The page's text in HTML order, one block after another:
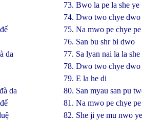
73. Bwo la pe la she ye
74. Dwo two chye dwo
75. Na mwo pe chye
76. San bu shr bi dwo
da
77. Sa lyan nai la la she
78. Dwo two chye dwo
79. E la he di
da
80. San myau san pu
81. Na mwo pe chye
82. She ji ye mu nwo ye